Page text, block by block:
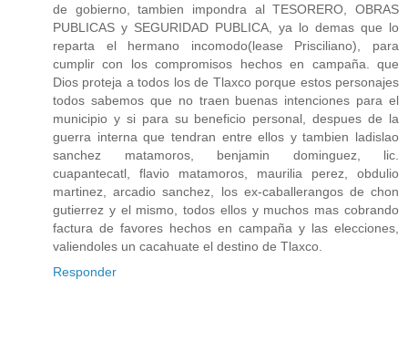
de gobierno, tambien impondra al TESORERO, OBRAS
PUBLICAS y SEGURIDAD PUBLICA, ya lo demas que lo
reparta el hermano incomodo(lease Prisciliano), para
cumplir con los compromisos hechos en campaña. que
Dios proteja a todos los de Tlaxco porque estos personajes
todos sabemos que no traen buenas intenciones para el
municipio y si para su beneficio personal, despues de la
guerra interna que tendran entre ellos y tambien ladislao
sanchez matamoros, benjamin dominguez, lic.
cuapantecatl, flavio matamoros, maurilia perez, obdulio
martinez, arcadio sanchez, los ex-caballerangos de chon
gutierrez y el mismo, todos ellos y muchos mas cobrando
factura de favores hechos en campaña y las elecciones,
valiendoles un cacahuate el destino de Tlaxco.
Responder